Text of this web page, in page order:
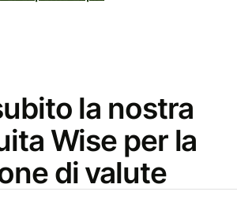
la nostra
Wise per la
di valute